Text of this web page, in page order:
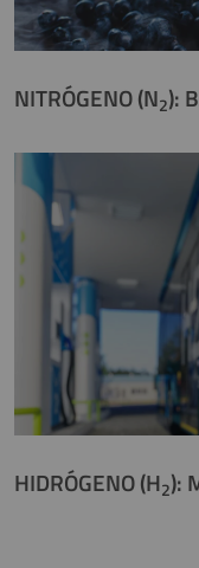
NITRÓGENO (N2):
HIDRÓGENO (H2):